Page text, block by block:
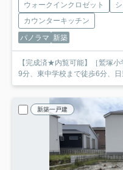
ウォークインクロゼット
カウンターキッチン
パノラマ 新築
【完成済★内覧可能】［鷲塚小学校・東中学
9分、東中学校まで徒歩6分、
新築一戸建